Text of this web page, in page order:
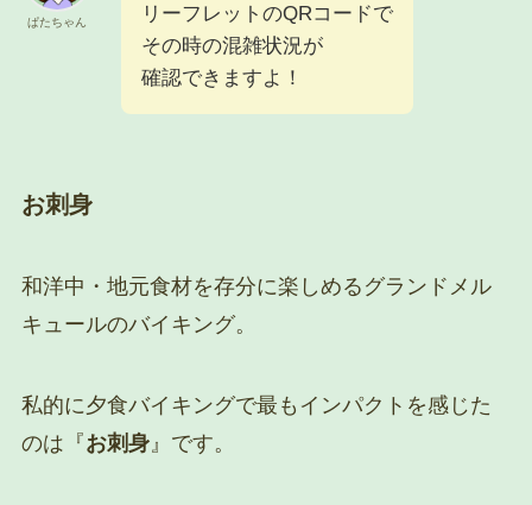
ぱたちゃん
リーフレットのQRコードで
その時の混雑状況が
確認できますよ！
お刺身
和洋中・地元食材を存分に楽しめるグランドメル
キュールのバイキング。
私的に夕食バイキングで最もインパクトを感じた
のは『お刺身』です。